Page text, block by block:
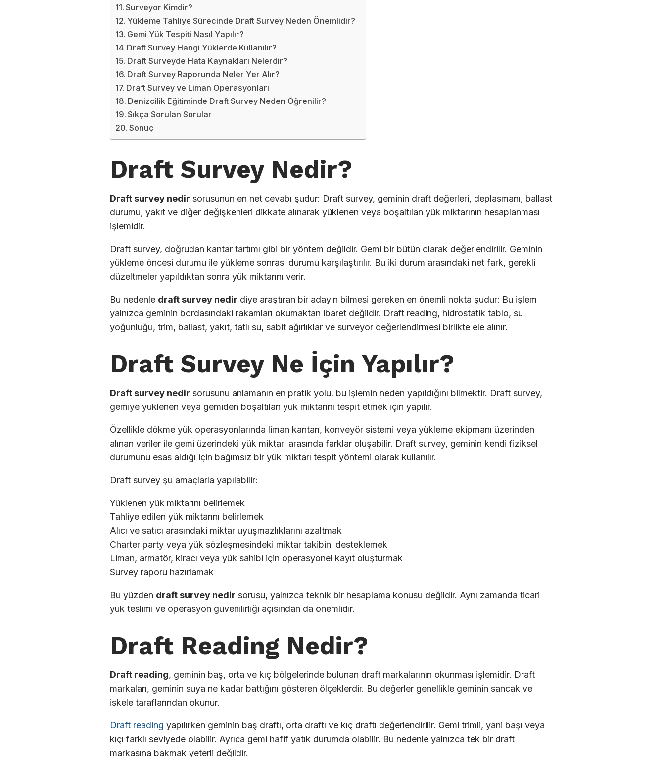
Surveyor Kimdir?
Yükleme Tahliye Sürecinde Draft Survey Neden Önemlidir?
Gemi Yük Tespiti Nasıl Yapılır?
Draft Survey Hangi Yüklerde Kullanılır?
Draft Surveyde Hata Kaynakları Nelerdir?
Draft Survey Raporunda Neler Yer Alır?
Draft Survey ve Liman Operasyonları
Denizcilik Eğitiminde Draft Survey Neden Öğrenilir?
Sıkça Sorulan Sorular
Sonuç
Draft Survey Nedir?
Draft survey nedir sorusunun en net cevabı şudur: Draft survey, geminin draft değerleri, deplasmanı, ballast
durumu, yakıt ve diğer değişkenleri dikkate alınarak yüklenen veya boşaltılan yük miktarının hesaplanması
işlemidir.
Draft survey, doğrudan kantar tartımı gibi bir yöntem değildir. Gemi bir bütün olarak değerlendirilir. Geminin
yükleme öncesi durumu ile yükleme sonrası durumu karşılaştırılır. Bu iki durum arasındaki net fark, gerekli
düzeltmeler yapıldıktan sonra yük miktarını verir.
Bu nedenle draft survey nedir diye araştıran bir adayın bilmesi gereken en önemli nokta şudur: Bu işlem
yalnızca geminin bordasındaki rakamları okumaktan ibaret değildir. Draft reading, hidrostatik tablo, su
yoğunluğu, trim, ballast, yakıt, tatlı su, sabit ağırlıklar ve surveyor değerlendirmesi birlikte ele alınır.
Draft Survey Ne İçin Yapılır?
Draft survey nedir sorusunu anlamanın en pratik yolu, bu işlemin neden yapıldığını bilmektir. Draft survey,
gemiye yüklenen veya gemiden boşaltılan yük miktarını tespit etmek için yapılır.
Özellikle dökme yük operasyonlarında liman kantarı, konveyör sistemi veya yükleme ekipmanı üzerinden
alınan veriler ile gemi üzerindeki yük miktarı arasında farklar oluşabilir. Draft survey, geminin kendi fiziksel
durumunu esas aldığı için bağımsız bir yük miktarı tespit yöntemi olarak kullanılır.
Draft survey şu amaçlarla yapılabilir:
Yüklenen yük miktarını belirlemek
Tahliye edilen yük miktarını belirlemek
Alıcı ve satıcı arasındaki miktar uyuşmazlıklarını azaltmak
Charter party veya yük sözleşmesindeki miktar takibini desteklemek
Liman, armatör, kiracı veya yük sahibi için operasyonel kayıt oluşturmak
Survey raporu hazırlamak
Bu yüzden draft survey nedir sorusu, yalnızca teknik bir hesaplama konusu değildir. Aynı zamanda ticari
yük teslimi ve operasyon güvenilirliği açısından da önemlidir.
Draft Reading Nedir?
Draft reading, geminin baş, orta ve kıç bölgelerinde bulunan draft markalarının okunması işlemidir. Draft
markaları, geminin suya ne kadar battığını gösteren ölçeklerdir. Bu değerler genellikle geminin sancak ve
iskele taraflarından okunur.
Draft reading yapılırken geminin baş draftı, orta draftı ve kıç draftı değerlendirilir. Gemi trimli, yani başı veya
kıçı farklı seviyede olabilir. Ayrıca gemi hafif yatık durumda olabilir. Bu nedenle yalnızca tek bir draft
markasına bakmak yeterli değildir.